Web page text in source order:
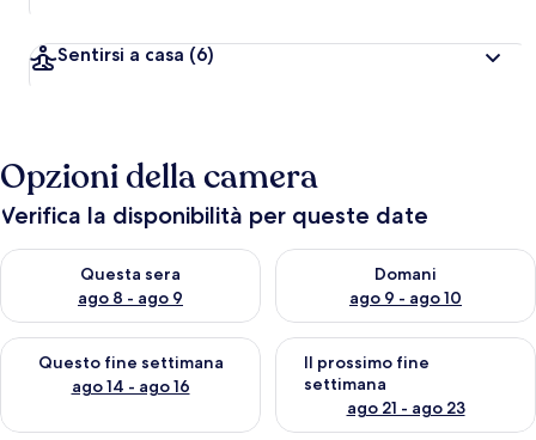
Sentirsi a casa (6)
Opzioni della camera
Verifica la disponibilità per queste date
Questa sera
ago 8 - ago 9
Verifica la disponibilità per questa sera, ago 8 - ago 9
Domani
ago 9 - ago 10
Verifica la disponibilità per
Questo fine settimana
ago 14 - ago 16
Verifica la disponibilità per questo fine settimana, ago 14 -
Il prossimo fine
settimana
ago 21 - ago 23
Verifica la disponibilità per il